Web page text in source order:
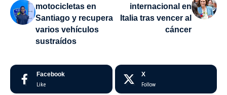
motocicletas en
Santiago y recupera
varios vehículos
sustraídos
internacional en
Italia tras vencer al
cáncer
Facebook
Like
X
Follow